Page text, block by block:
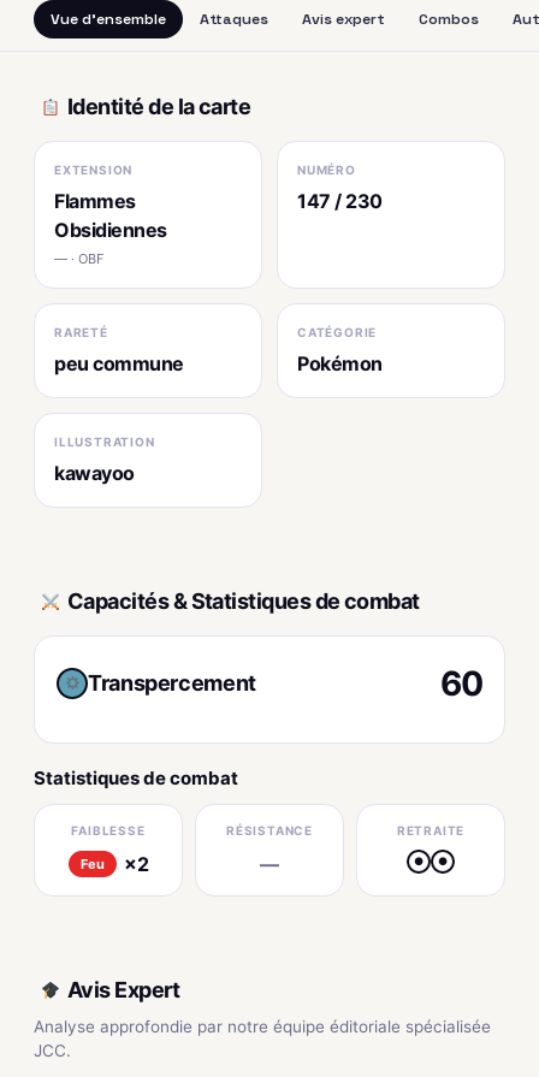
Vue d'ensemble Attaques Avis expert Combos
Identité de la carte
EXTENSION
Flammes
Obsidiennes
— · OBF
NUMÉRO
147 / 230
RARETÉ
peu commune
CATÉGORIE
Pokémon
ILLUSTRATION
kawayoo
Capacités & Statistiques de combat
Transpercement 60
Statistiques de combat
FAIBLESSE
Feu ×2
RÉSISTANCE
—
RETRAITE
● ●
Avis Expert
Analyse approfondie par notre équipe éditoriale spécialisée
JCC.